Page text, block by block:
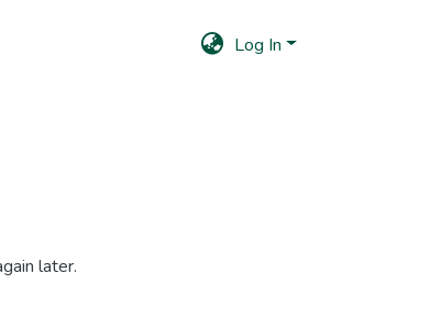
Log In
later.